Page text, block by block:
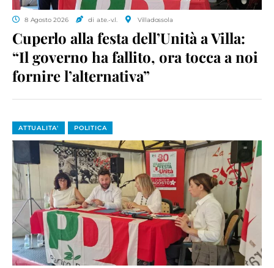
8 Agosto 2026 di a.te.-v.l. Villadossola
Cuperlo alla festa dell’Unità a Villa:
“Il governo ha fallito, ora tocca a noi
fornire l’alternativa”
ATTUALITA' POLITICA